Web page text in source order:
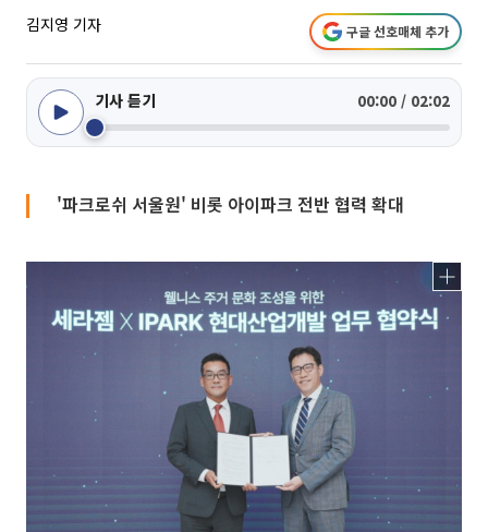
김지영 기자 구글 선호매체 추가
기사 듣기 00:00 / 02:02
'파크로쉬 서울원' 비롯 아이파크 전반 협력 확대